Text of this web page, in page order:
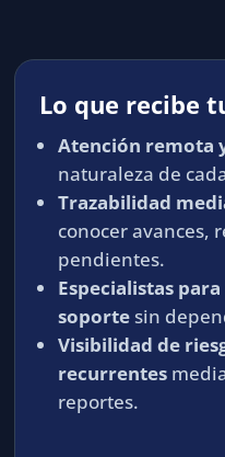
Lo que recibe
Atención remota
naturaleza de
Trazabilidad
conocer avances,
pendientes.
Especialistas
soportesin
Visibilidad de
recurrentes
reportes.